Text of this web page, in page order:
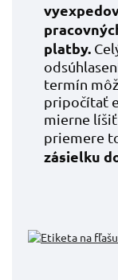
platby.
termín
pripočítať
mierne
priemere
zásielku